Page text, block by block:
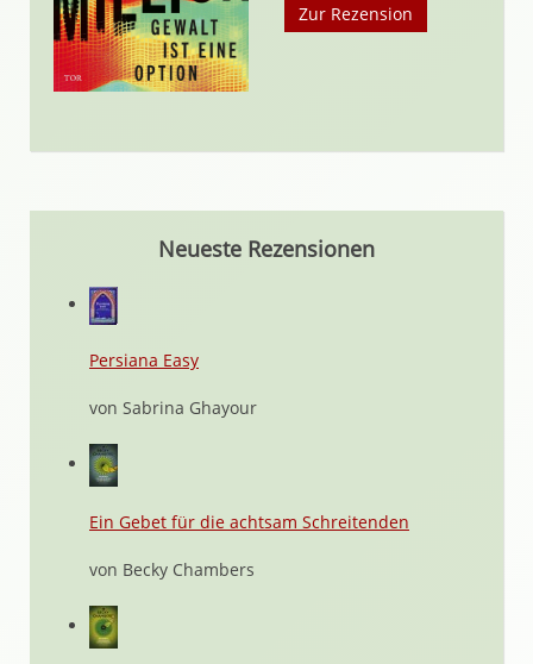
Zur Rezension
Neueste Rezensionen
Persiana Easy
von Sabrina Ghayour
Ein Gebet für die achtsam Schreitenden
von Becky Chambers